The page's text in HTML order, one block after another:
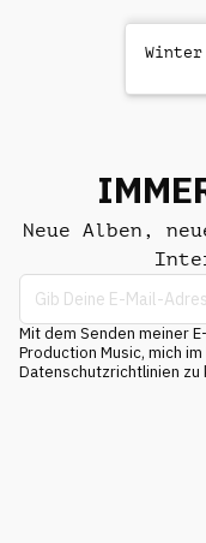
Winter
Neue Alben,
Mit dem Senden meiner
Production Music, mich
Datenschutzrichtlinien zu